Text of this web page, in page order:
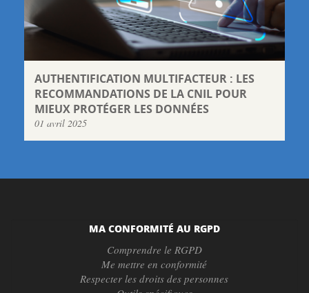
AUTHENTIFICATION MULTIFACTEUR : LES
RECOMMANDATIONS DE LA CNIL POUR
MIEUX PROTÉGER LES DONNÉES
01 avril 2025
MA CONFORMITÉ AU RGPD
Comprendre le RGPD
Me mettre en conformité
Respecter les droits des personnes